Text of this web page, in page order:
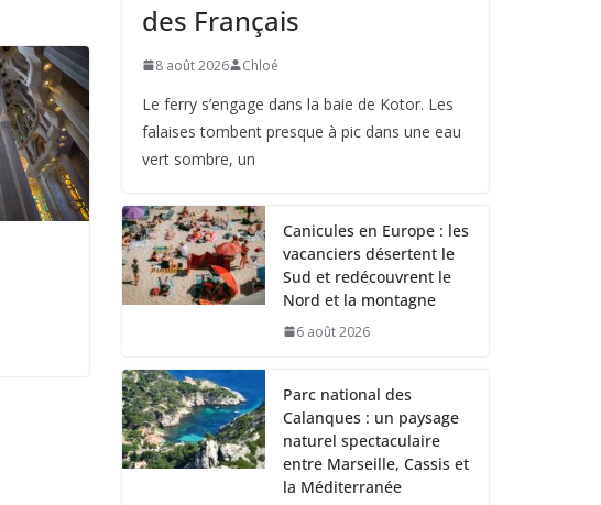
des Français
8 août 2026 Chloé
Le ferry s’engage dans la baie de Kotor. Les
falaises tombent presque à pic dans une eau
vert sombre, un
Canicules en Europe : les
vacanciers désertent le
Sud et redécouvrent le
Nord et la montagne
6 août 2026
Parc national des
Calanques : un paysage
naturel spectaculaire
entre Marseille, Cassis et
la Méditerranée